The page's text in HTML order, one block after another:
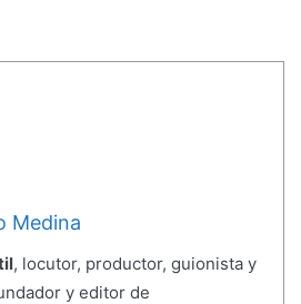
Medina
, locutor, productor, guionista y
y editor de